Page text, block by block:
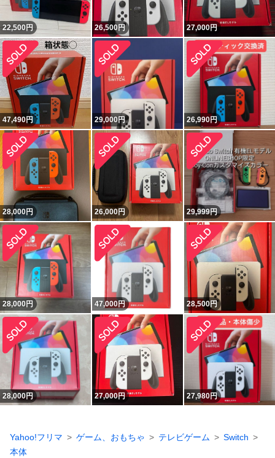
22,500円 26,500円 27,000円
47,490円 29,000円 26,990円
28,000円 26,000円 29,999円
28,000円 47,000円 28,500円
28,000円 27,000円 27,980円
Yahoo!フリマ ゲーム、おもちゃ テレビゲーム
Switch
本体